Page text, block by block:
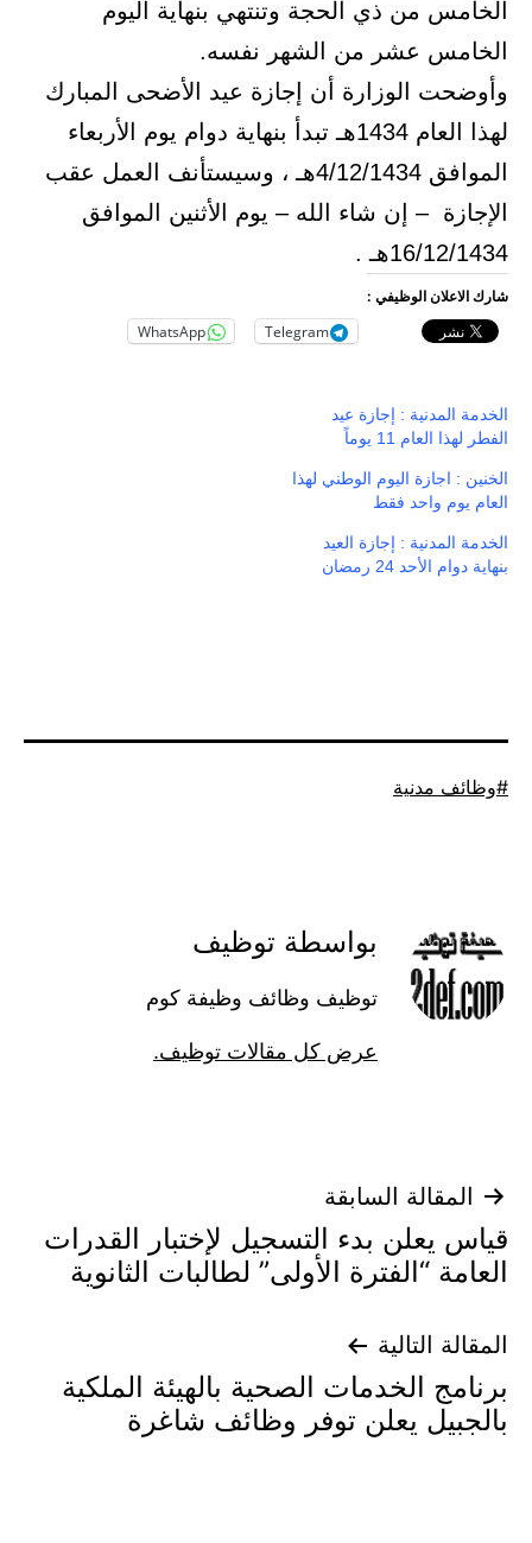
الخامس من ذي الحجة وتنتهي بنهاية اليوم
الخامس عشر من الشهر نفسه.
وأوضحت الوزارة أن إجازة عيد الأضحى المبارك
لهذا العام 1434هـ تبدأ بنهاية دوام يوم الأربعاء
الموافق 4/12/1434هـ ، وسيستأنف العمل عقب
الإجازة – إن شاء الله – يوم الأثنين الموافق
16/12/1434هـ .​
شارك الاعلان الوظيفي :
Telegram
WhatsApp
الخدمة المدنية : إجازة عيد
الفطر لهذا العام 11 يوماً
الخنين : اجازة اليوم الوطني لهذا
العام يوم واحد فقط
الخدمة المدنية : إجازة العيد
بنهاية دوام الأحد 24 رمضان
موسوم
وظائف مدنية
بواسطة توظيف
توظيف وظائف وظيفة كوم
عرض كل مقالات توظيف.
تصفّح
المقالات
المقالة السابقة
قياس يعلن بدء التسجيل لإختبار القدرات
العامة “الفترة الأولى” لطالبات الثانوية
المقالة التالية
برنامج الخدمات الصحية بالهيئة الملكية
بالجبيل يعلن توفر وظائف شاغرة